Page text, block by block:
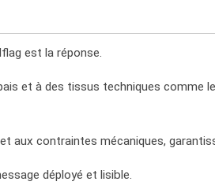
est la réponse.
et à des tissus techniques comme
aux contraintes mécaniques,
déployé et lisible.